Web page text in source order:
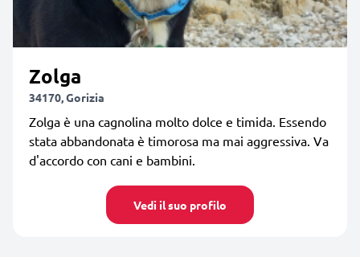
Zolga
34170, Gorizia
Zolga è una cagnolina molto dolce e timida. Essendo
stata abbandonata è timorosa ma mai aggressiva. Va
d'accordo con cani e bambini.
Vedi il suo profilo